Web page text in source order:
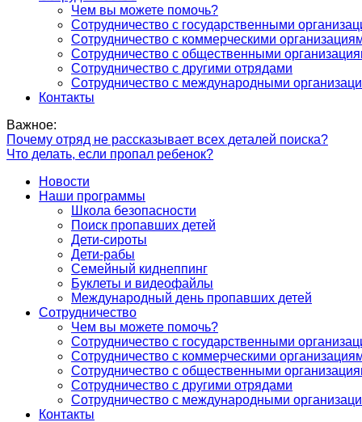
Чем вы можете помочь?
Сотрудничество с государственными
Сотрудничество с коммерческими
Сотрудничество с общественными
Сотрудничество с другими отрядами
Сотрудничество с международными
Контакты
Важное:
Почему отряд не рассказывает всех деталей поиска?
Что делать, если пропал ребенок?
Новости
Наши программы
Школа безопасности
Поиск пропавших детей
Дети-сироты
Дети-рабы
Семейный киднеппинг
Буклеты и видеофайлы
Международный день пропавших детей
Сотрудничество
Чем вы можете помочь?
Сотрудничество с государственными
Сотрудничество с коммерческими
Сотрудничество с общественными
Сотрудничество с другими отрядами
Сотрудничество с международными
Контакты